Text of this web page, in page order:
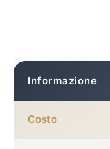
Informazione
Costo